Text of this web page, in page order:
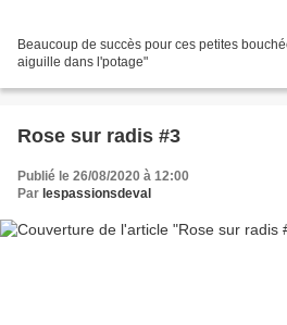
Beaucoup de succès pour ces petites
aiguille dans l'potage"
Rose sur radis #3
Publié le 26/08/2020 à 12:00
Par lespassionsdeval